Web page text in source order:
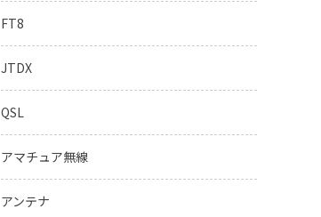
FT8
JTDX
QSL
アマチュア無線
アンテナ